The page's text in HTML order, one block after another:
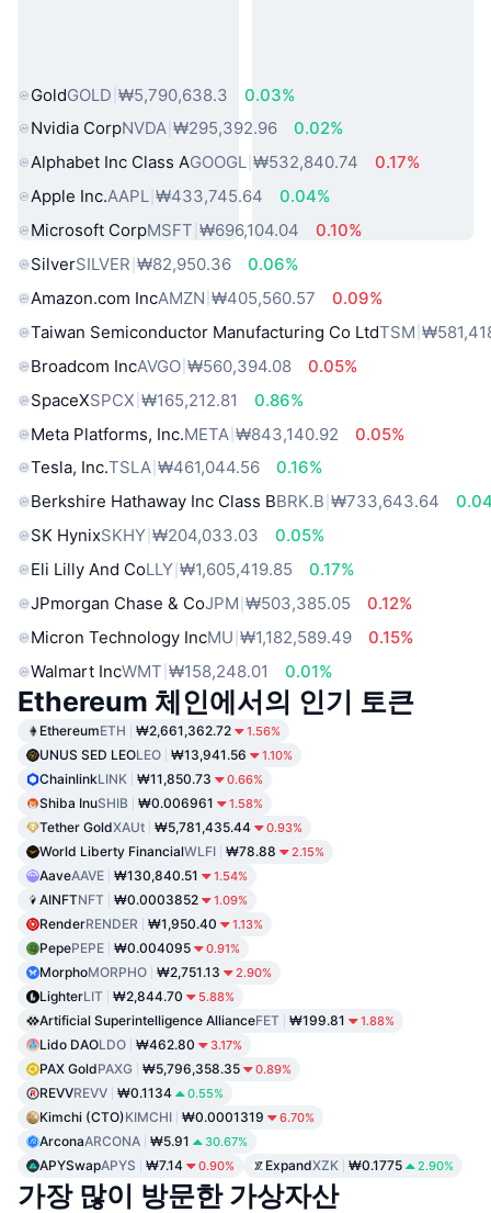
GoldGOLD ₩5,790,638.3
0.03%
Nvidia CorpNVDA ₩295,392.96
0.02%
Alphabet Inc Class AGOOGL ₩532,840.74
0.17%
Apple Inc.AAPL ₩433,745.64
0.04%
Microsoft CorpMSFT ₩696,104.04
0.10%
SilverSILVER ₩82,950.36
0.06%
Amazon.com IncAMZN ₩405,560.57
0.09%
Taiwan Semiconductor Manufacturing Co LtdTSM
Broadcom IncAVGO ₩560,394.08
0.05%
SpaceXSPCX ₩165,212.81
0.86%
Meta Platforms, Inc.META ₩843,140.92
0.05%
Tesla, Inc.TSLA ₩461,044.56
0.16%
Berkshire Hathaway Inc Class BBRK.B ₩733,643.64
SK HynixSKHY ₩204,033.03
0.05%
Eli Lilly And CoLLY ₩1,605,419.85
0.17%
JPmorgan Chase & CoJPM ₩503,385.05
0.12%
Micron Technology IncMU ₩1,182,589.49
0.15%
Walmart IncWMT ₩158,248.01 0.01%
Ethereum 체인에서의 인기 토큰
EthereumETH ₩2,661,362.72 1.56%
UNUS SED LEOLEO ₩13,941.56 1.10%
ChainlinkLINK ₩11,850.73 0.66%
Shiba InuSHIB ₩0.006961 1.58%
Tether GoldXAUt ₩5,781,435.44 0.93%
World Liberty FinancialWLFI ₩78.88 2.15%
AaveAAVE ₩130,840.51 1.54%
AINFTNFT ₩0.0003852 1.09%
RenderRENDER ₩1,950.40 1.13%
PepePEPE ₩0.004095 0.91%
MorphoMORPHO ₩2,751.13 2.90%
LighterLIT ₩2,844.70 5.88%
Artificial Superintelligence AllianceFET ₩199.81 1.88%
Lido DAOLDO ₩462.80 3.17%
PAX GoldPAXG ₩5,796,358.35 0.89%
REVVREVV ₩0.1134 0.55%
Kimchi (CTO)KIMCHI ₩0.0001319 6.70%
ArconaARCONA ₩5.91 30.67%
APYSwapAPYS ₩7.14 0.90% ExpandXZK ₩0.1775 2.90%
가장 많이 방문한 가상자산